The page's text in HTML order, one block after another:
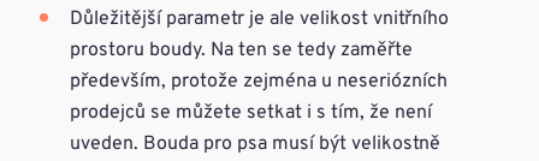
Důležitější parametr je ale velikost vnitřního
prostoru boudy. Na ten se tedy zaměřte
především, protože zejména u neseriózních
prodejců se můžete setkat i s tím, že není
uveden. Bouda pro psa musí být velikostně